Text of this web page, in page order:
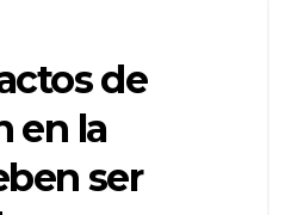
de
en la
ser